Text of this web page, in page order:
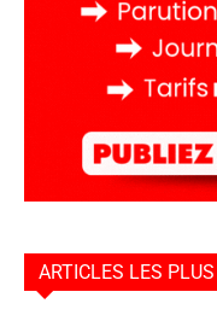
ARTICLES LES